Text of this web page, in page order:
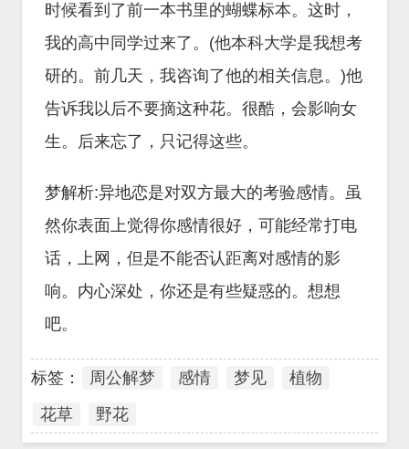
时候看到了前一本书里的蝴蝶标本。这时，
我的高中同学过来了。(他本科大学是我想考
研的。前几天，我咨询了他的相关信息。)他
告诉我以后不要摘这种花。很酷，会影响女
生。后来忘了，只记得这些。
梦解析:异地恋是对双方最大的考验感情。虽
然你表面上觉得你感情很好，可能经常打电
话，上网，但是不能否认距离对感情的影
响。内心深处，你还是有些疑惑的。想想
吧。
标签： 周公解梦 感情 梦见
植物
花草
野花